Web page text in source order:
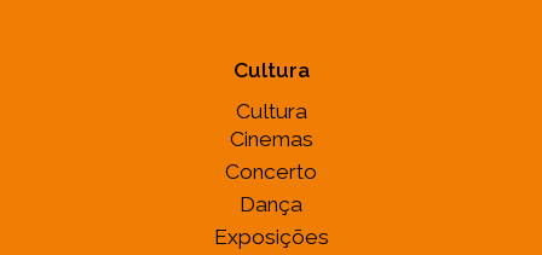
Cultura
Cultura
Cinemas
Concerto
Dança
Exposições